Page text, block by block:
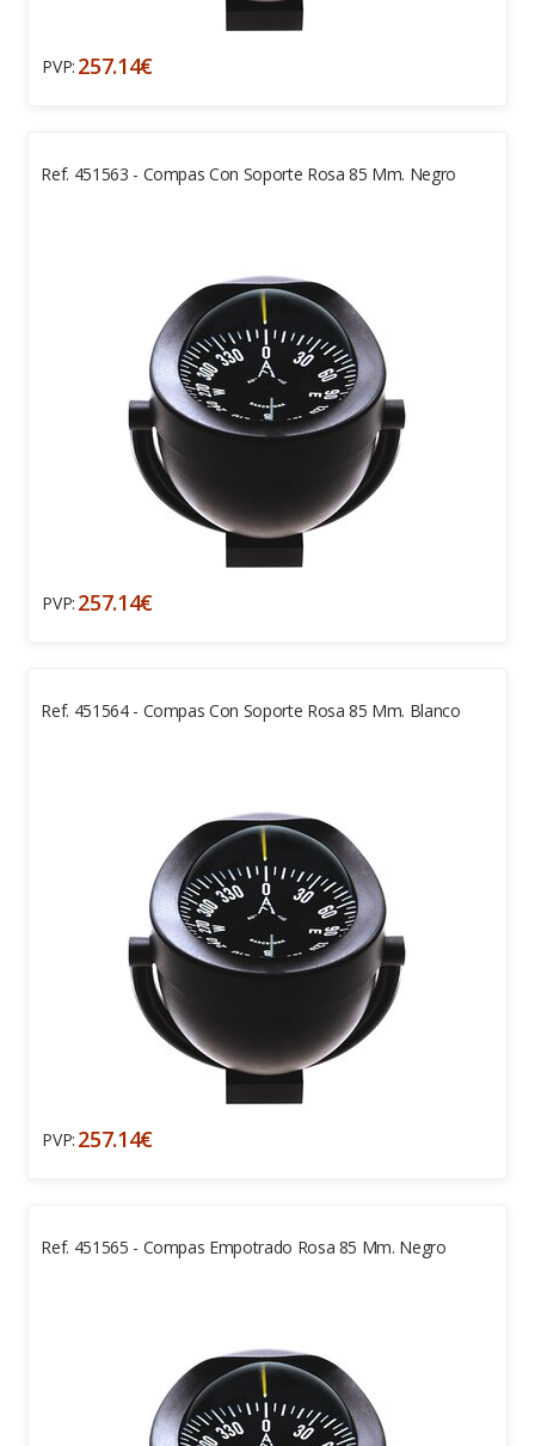
PVP: 257.14€
Ref. 451563 - Compas Con Soporte Rosa 85 Mm. Negro
PVP: 257.14€
Ref. 451564 - Compas Con Soporte Rosa 85 Mm. Blanco
PVP: 257.14€
Ref. 451565 - Compas Empotrado Rosa 85 Mm. Negro